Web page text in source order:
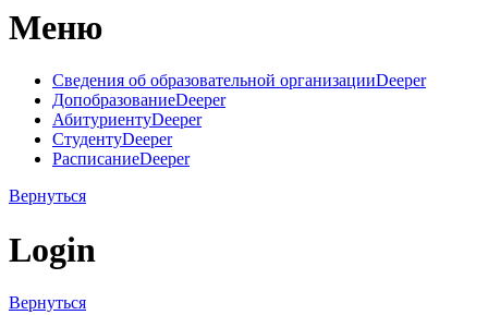
Меню
Сведения об образовательной организацииDeeper
ДопобразованиеDeeper
АбитуриентуDeeper
СтудентуDeeper
РасписаниеDeeper
Вернуться
Login
Вернуться